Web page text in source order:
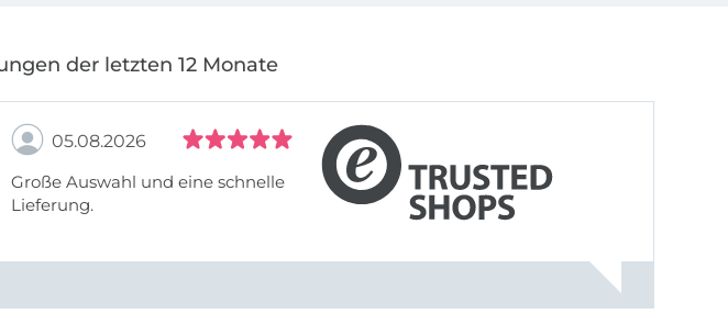
der letzten 12 Monate
05.08.2026
Große Auswahl und eine schnelle
Lieferung.